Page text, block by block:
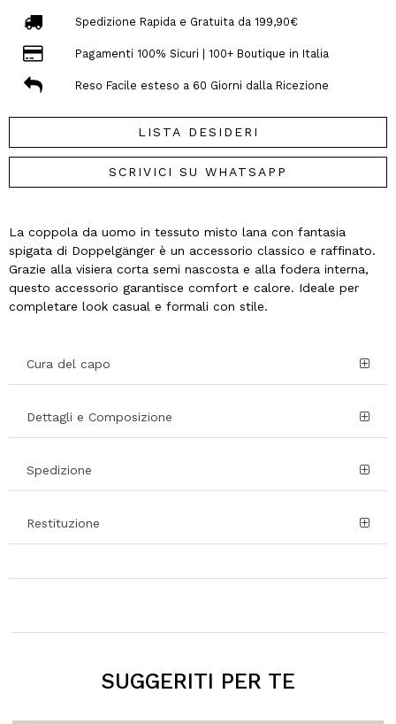
Spedizione Rapida e Gratuita da 199,90€
Pagamenti 100% Sicuri | 100+ Boutique in Italia
Reso Facile esteso a 60 Giorni dalla Ricezione
LISTA DESIDERI
SCRIVICI SU WHATSAPP
La coppola da uomo in tessuto misto lana con fantasia
spigata di Doppelgänger è un accessorio classico e raffinato.
Grazie alla visiera corta semi nascosta e alla fodera interna,
questo accessorio garantisce comfort e calore. Ideale per
completare look casual e formali con stile.
Cura del capo
Dettagli e Composizione
Spedizione
Restituzione
SUGGERITI PER TE